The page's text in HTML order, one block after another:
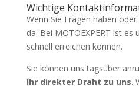
Wichtige
Wenn Sie Fragen haben
da. Bei MOTOEXPERT ist es
schnell erreichen können.
Sie können uns tagsüber
Ihr direkter Draht zu uns.